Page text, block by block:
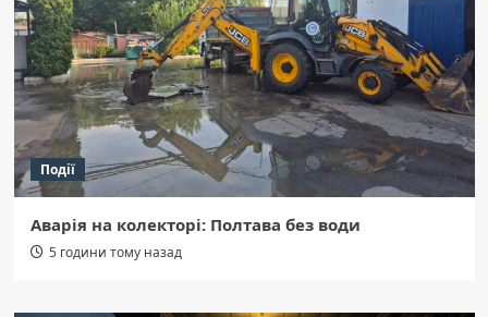
Події
Аварія на колекторі: Полтава без води
5 години тому назад